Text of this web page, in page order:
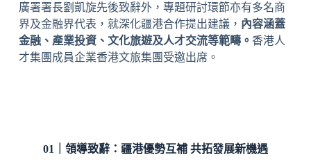
廣署署長劉凱旋先後致辭外，專題研討環節亦有多名商
界及金融界代表，就深化疆港合作提出建議， 內容涵蓋
金融、產業投資、文化旅遊及人才交流等範疇。 香港人
才集團成員企業香港文旅集團 受邀出席。
01｜領導致辭： 疆港優勢互補 共拓發展新機遇